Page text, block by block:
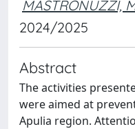
MASTRONUZZI,
2024/2025
Abstract
The activities
were aimed at
Apulia region.